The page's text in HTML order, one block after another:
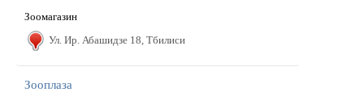
Зоомагазин
Ул. Ир. Абашидзе 18, Тбилиси
Зооплаза